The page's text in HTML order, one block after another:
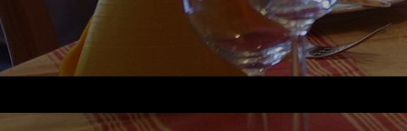
genussregion-9